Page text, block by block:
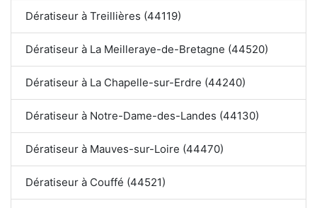
Dératiseur à Treillières (44119)
Dératiseur à La Meilleraye-de-Bretagne (44520)
Dératiseur à La Chapelle-sur-Erdre (44240)
Dératiseur à Notre-Dame-des-Landes (44130)
Dératiseur à Mauves-sur-Loire (44470)
Dératiseur à Couffé (44521)